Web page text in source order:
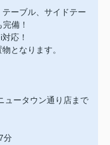
ーブル、サイドテー
備！
応！
となります。
ュータウン通り店まで
分